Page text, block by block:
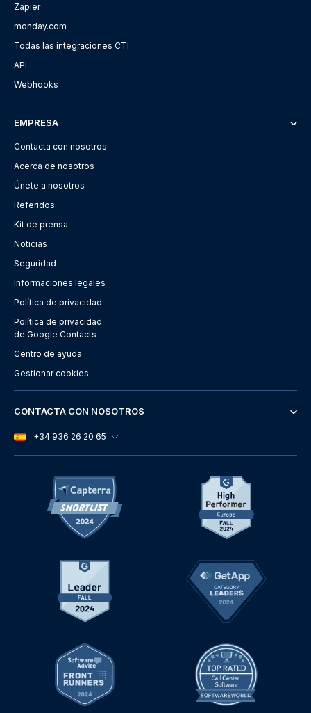
Zapier
monday.com
Todas las integraciones CTI
API
Webhooks
EMPRESA
Contacta con nosotros
Acerca de nosotros
Únete a nosotros
Referidos
Kit de prensa
Noticias
Seguridad
Informaciones legales
Política de privacidad
Política de privacidad
de Google Contacts
Centro de ayuda
Gestionar cookies
CONTACTA CON NOSOTROS
+34 936 26 20 65